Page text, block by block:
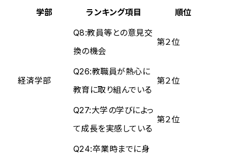
学部 ランキング項目 順位
経済学部
Q8:教員等との意見交
換の機会
第２位
Q26:教職員が熱心に
教育に取り組んでいる
第２位
Q27:大学の学びによっ
て成長を実感している
第２位
Q24:卒業時までに身